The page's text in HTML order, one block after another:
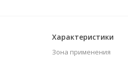
Характеристики
Зона применения